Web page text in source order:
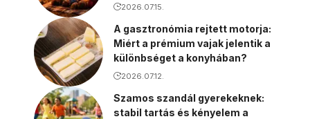
2026.07.15.
A gasztronómia rejtett motorja:
Miért a prémium vajak jelentik a
különbséget a konyhában?
2026.07.12.
Szamos szandál gyerekeknek:
stabil tartás és kényelem a